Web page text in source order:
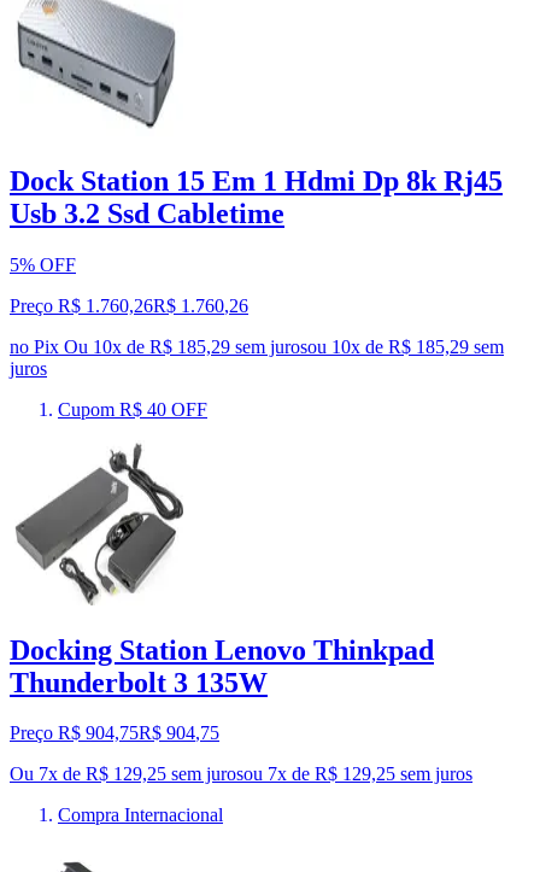
Dock Station 15 Em 1 Hdmi Dp 8k Rj45
Usb 3.2 Ssd Cabletime
5% OFF
Preço R$ 1.760,26R$ 1.760,26
no Pix Ou 10x de R$ 185,29 sem jurosou 10x de R$ 185,29 sem
juros
Cupom R$ 40 OFF
Docking Station Lenovo Thinkpad
Thunderbolt 3 135W
Preço R$ 904,75R$ 904,75
Ou 7x de R$ 129,25 sem jurosou 7x de R$ 129,25 sem juros
Compra Internacional